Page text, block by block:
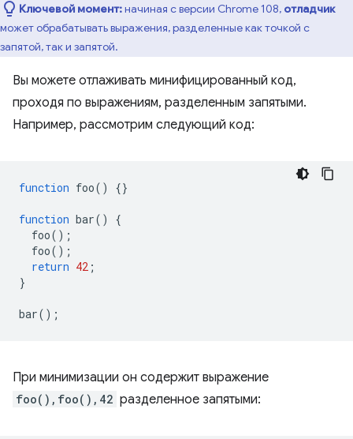
Ключевой момент:начиная с версии Chrome 108, отладчик
может обрабатывать выражения, разделенные как точкой с
запятой, так и запятой.
Вы можете отлаживать минифицированный код,
проходя по выражениям, разделенным запятыми.
Например, рассмотрим следующий код:
function foo() {}
function bar()
{
foo();
foo();
return 42 ;
}
bar();
При минимизации он содержит выражение
foo(),foo(),42 разделенное запятыми: